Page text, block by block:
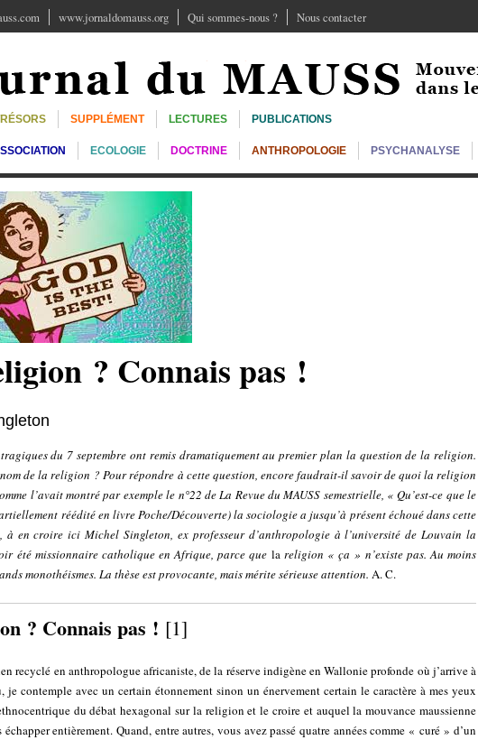
www.jornaldomauss.org Qui sommes-nous ? Nous contacter
SUPPLÉMENT LECTURES PUBLICATIONS
ECOLOGIE DOCTRINE ANTHROPOLOGIE PSYCHANALYSE
? Connais pas !
tragiques du 7 septembre ont remis dramatiquement au premier plan la question de la religion.
de la religion ? Pour répondre à cette question, encore faudrait-il savoir de quoi la religion
l’avait montré par exemple le n°22 de La Revue du MAUSS semestrielle, « Qu’est-ce que le
réédité en livre Poche/Découverte) la sociologie a jusqu’à présent échoué dans cette
à en croire ici Michel Singleton, ex professeur d’anthropologie à l’université de Louvain la
été missionnaire catholique en Afrique, parce que lareligion « ça » n’existe pas. Au moins
monothéismes. La thèse est provocante, mais mérite sérieuse attention. A. C.
? Connais pas ! [1]
recyclé en anthropologue africaniste, de la réserve indigène en Wallonie profonde où j’arrive à
je contemple avec un certain étonnement sinon un énervement certain le caractère à mes yeux
du débat hexagonal sur la religion et le croire et auquel la mouvance maussienne
échapper entièrement. Quand, entre autres, vous avez passé quatre années comme « curé » d’un